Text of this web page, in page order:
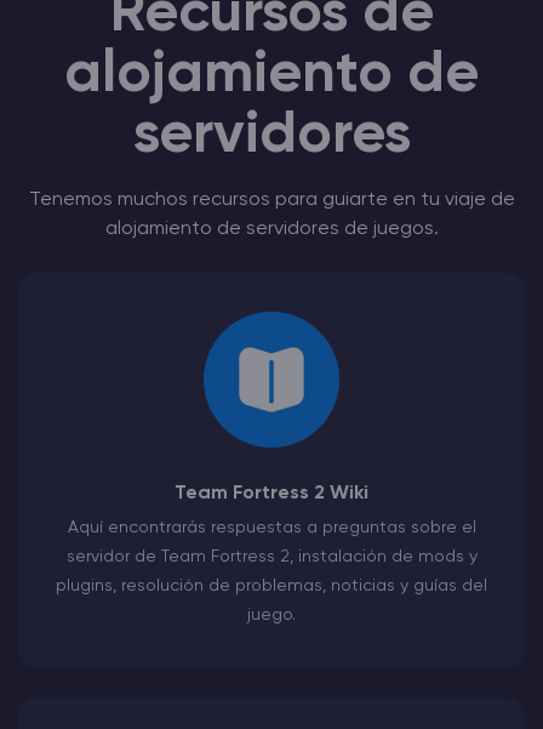
Recursos de
alojamiento de
servidores
Tenemos muchos recursos para guiarte en tu viaje de
alojamiento de servidores de juegos.
Team Fortress 2 Wiki
Aquí encontrarás respuestas a preguntas sobre el
servidor de Team Fortress 2, instalación de mods y
plugins, resolución de problemas, noticias y guías del
juego.